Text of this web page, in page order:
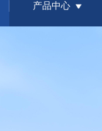
产品中心